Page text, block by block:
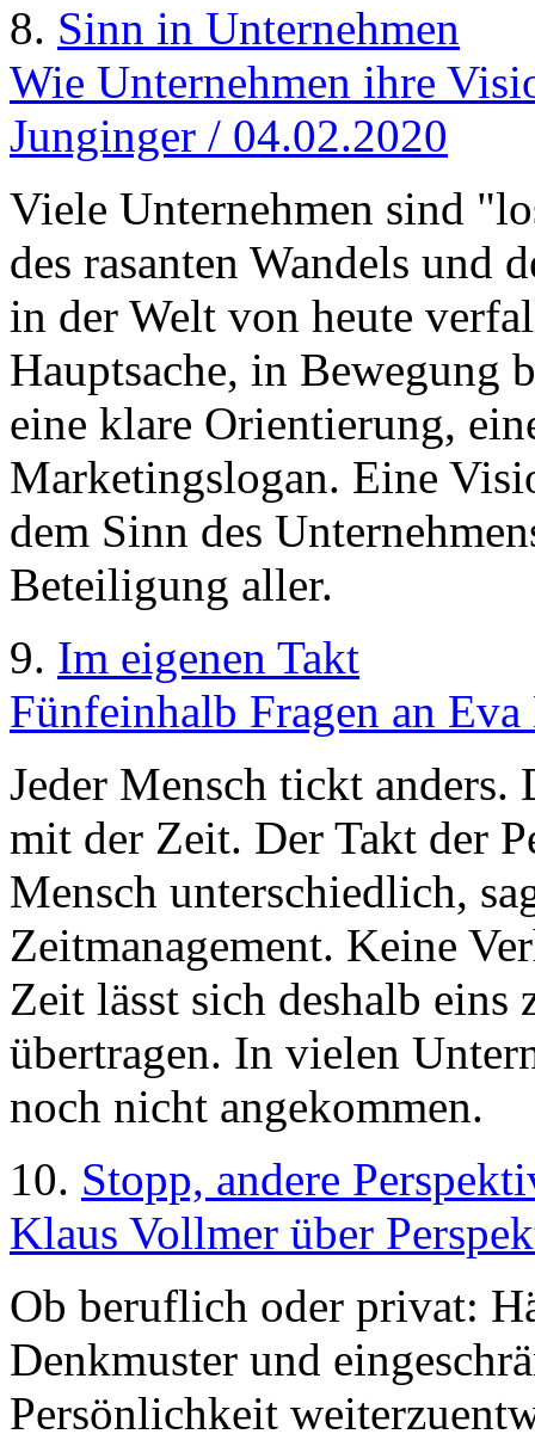
8. Sinn in Unternehmen
Wie Unternehmen ihre
Junginger / 04.02.2020
Viele Unternehmen sind
des rasanten Wandels und
in der Welt von heute
Hauptsache, in Bewegung
eine klare Orientierung,
Marketingslogan. Eine
dem Sinn des
Beteiligung aller.
9. Im eigenen Takt
Fünfeinhalb Fragen an
Jeder Mensch tickt
mit der Zeit. Der Takt der
Mensch unterschiedlich,
Zeitmanagement. Keine
Zeit lässt sich deshalb eins
übertragen. In vielen
noch nicht angekommen.
10. Stopp, andere
Klaus Vollmer über
Ob beruflich oder privat:
Denkmuster und
Persönlichkeit